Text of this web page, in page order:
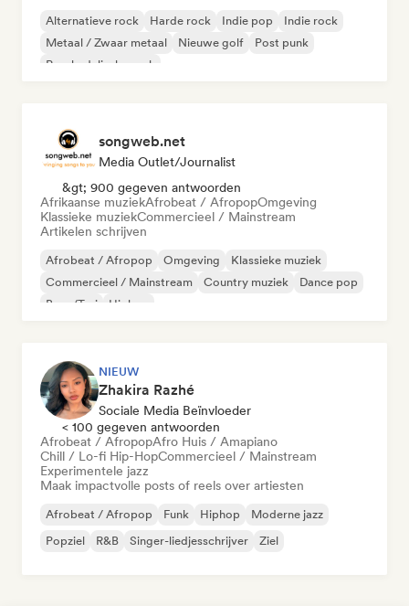
Alternatieve rock Harde rock Indie pop
Indie rock
Metaal / Zwaar metaal
Nieuwe golf
Post punk
Psychedelische rock
songweb.net
Media Outlet/Journalist
&gt; 900 gegeven antwoorden
Afrikaanse muziekAfrobeat / AfropopOmgeving
Klassieke muziekCommercieel / Mainstream
Artikelen schrijven
Afrobeat / Afropop Omgeving
Klassieke muziek
Commercieel / Mainstream
Country muziek
Dance pop
Boor/Trui
Hiphop
NIEUW
Zhakira Razhé
Sociale Media Beïnvloeder
< 100 gegeven antwoorden
Afrobeat / AfropopAfro Huis / Amapiano
Chill / Lo-fi Hip-HopCommercieel / Mainstream
Experimentele jazz
Maak impactvolle posts of reels over artiesten
Afrobeat / Afropop Funk Hiphop
Moderne jazz
Popziel
R&B Singer-liedjesschrijver Ziel